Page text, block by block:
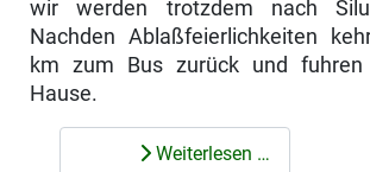
wir werden trotzdem nach
Nachden Ablaßfeierlich­keiten
km zum Bus zurück und fuhren
Hause.
Weiterlesen …